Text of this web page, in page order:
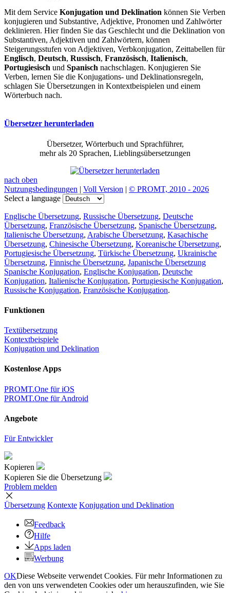
Mit dem Service Konjugation und Deklination können Sie Verben
konjugieren und Substantive, Adjektive, Pronomen und Zahlwörter
deklinieren. Hier finden Sie das Geschlecht und die Deklination von
Substantiven, Adjektiven und Zahlwörtern, können
Steigerungsstufen von Adjektiven, Verbkonjugation, Zeittabellen für
Englisch, Deutsch, Russisch, Französisch, Italienisch,
Portugiesisch und Spanisch nachschlagen. Konjugieren Sie
Verben, lernen Sie die Konjugations- und Deklinationsregeln,
schlagen Sie Übersetzungen in Kontextbeispielen und einem
Wörterbuch nach.
Übersetzer herunterladen
Übersetzer, Wörterbuch und Sprachführer,
mehr als 20 Sprachen, Lieblingsübersetzungen
nach oben
Nutzungsbedingungen | Voll Version | © PROMT, 2010 - 2026
Select a language
Englische Übersetzung, Russische Übersetzung, Deutsche
Übersetzung, Französische Übersetzung, Spanische Übersetzung,
Italienische Übersetzung, Arabische Übersetzung, Kasachische
Übersetzung, Chinesische Übersetzung, Koreanische Übersetzung,
Portugiesische Übersetzung, Türkische Übersetzung, Ukrainische
Übersetzung, Finnische Übersetzung, Japanische Übersetzung
Spanische Konjugation, Englische Konjugation, Deutsche
Konjugation, Italienische Konjugation, Portugiesische Konjugation,
Russische Konjugation, Französische Konjugation.
Funktionen
Textübersetzung
Kontextbeispiele
Konjugation und Deklination
Kostenlose Apps
PROMT.One für iOS
PROMT.One für Android
Angebote
Für Entwickler
Kopieren
Kopieren Sie die Übersetzung
Problem melden
Übersetzung Kontexte Konjugation und Deklination
Feedback
Hilfe
Apps laden
Werbung
OKDiese Webseite verwendet Cookies. Für mehr Informationen zu
den von uns verwendeten Cookies oder um herauszufinden, wie Sie